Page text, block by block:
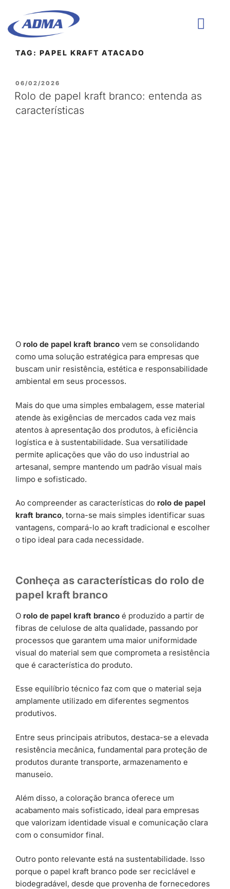
TAG: PAPEL KRAFT ATACADO
06/02/2026
Rolo de papel kraft branco: entenda as
características
O rolo de papel kraft branco vem se consolidando
como uma solução estratégica para empresas que
buscam unir resistência, estética e responsabilidade
ambiental em seus processos.
Mais do que uma simples embalagem, esse material
atende às exigências de mercados cada vez mais
atentos à apresentação dos produtos, à eficiência
logística e à sustentabilidade. Sua versatilidade
permite aplicações que vão do uso industrial ao
artesanal, sempre mantendo um padrão visual mais
limpo e sofisticado.
Ao compreender as características do rolo de papel
kraft branco, torna-se mais simples identificar suas
vantagens, compará-lo ao kraft tradicional e escolher
o tipo ideal para cada necessidade.
Conheça as características do rolo de
papel kraft branco
O rolo de papel kraft branco é produzido a partir de
fibras de celulose de alta qualidade, passando por
processos que garantem uma maior uniformidade
visual do material sem que comprometa a resistência
que é característica do produto.
Esse equilíbrio técnico faz com que o material seja
amplamente utilizado em diferentes segmentos
produtivos.
Entre seus principais atributos, destaca-se a elevada
resistência mecânica, fundamental para proteção de
produtos durante transporte, armazenamento e
manuseio.
Além disso, a coloração branca oferece um
acabamento mais sofisticado, ideal para empresas
que valorizam identidade visual e comunicação clara
com o consumidor final.
Outro ponto relevante está na sustentabilidade. Isso
porque o papel kraft branco pode ser reciclável e
biodegradável, desde que provenha de fornecedores